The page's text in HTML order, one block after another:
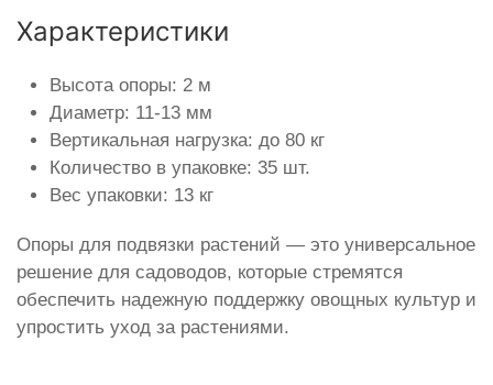
Характеристики
Высота опоры: 2 м
Диаметр: 11-13 мм
Вертикальная нагрузка: до 80 кг
Количество в упаковке: 35 шт.
Вес упаковки: 13 кг
Опоры для подвязки растений — это универсальное
решение для садоводов, которые стремятся
обеспечить надежную поддержку овощных культур и
упростить уход за растениями.